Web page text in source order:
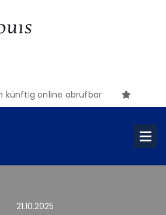
online abrufbar
21.10.2025